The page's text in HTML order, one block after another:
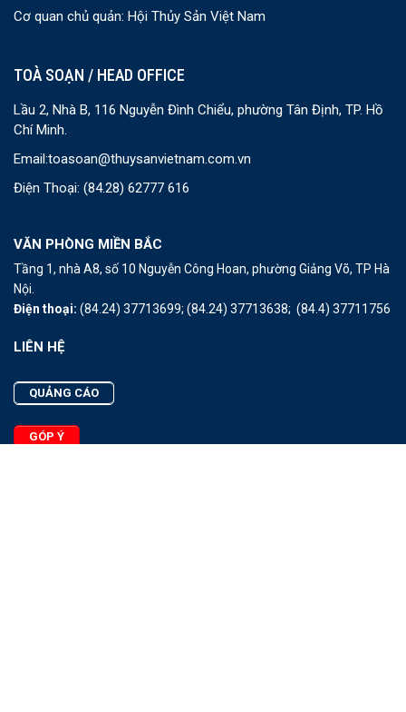
Cơ quan chủ quản: Hội Thủy Sản Việt Nam
TOÀ SOẠN / HEAD OFFICE
Lầu 2, Nhà B, 116 Nguyễn Đình Chiểu, phường Tân Định, TP. Hồ
Chí Minh.
Email:toasoan@thuysanvietnam.com.vn
Điện Thoại: (84.28) 62777 616
VĂN PHÒNG MIỀN BẮC
Tầng 1, nhà A8, số 10 Nguyễn Công Hoan, phường Giảng Võ, TP Hà
Nội.
Điện thoại: (84.24) 37713699; (84.24) 37713638; (84.4) 37711756
LIÊN HỆ
QUẢNG CÁO
GÓP Ý